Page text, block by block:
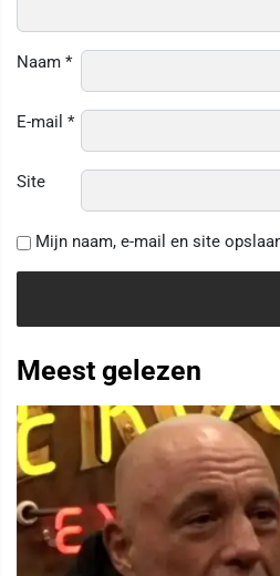
Naam *
E-mail *
Site
Mijn naam, e-mail en site
Meest gelezen